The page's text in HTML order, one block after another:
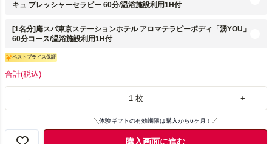
キュ プレッシャーセラピー 60分/温浴施設利用1H付
[1名分]庵スパ東京ステーションホテル アロマテラピーボディ「湧YOU」
60分コース/温浴施設利用1H付
ベストプライス保証
合計(税込)
- 1 枚 +
体験ギフトの有効期限は購入から6ヶ月！
購入画面に進む